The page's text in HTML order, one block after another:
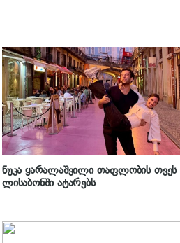
ნუკა ყარალაშვილი თაფლობის თვეს
ლისაბონში ატარებს